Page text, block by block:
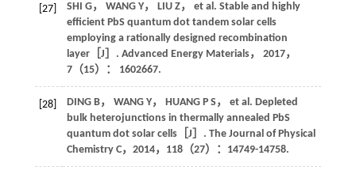
[27] SHI G， WANG Y， LIU Z， et al. Stable and highly
efficient PbS quantum dot tandem solar cells
employing a rationally designed recombination
layer［J］. Advanced Energy Materials， 2017，
7（15）： 1602667.
[28] DING B， WANG Y， HUANG P S ， et al. Depleted
bulk heterojunctions in thermally annealed PbS
quantum dot solar cells［J］. The Journal of Physical
Chemistry C， 2014， 118（27）：14749-14758.